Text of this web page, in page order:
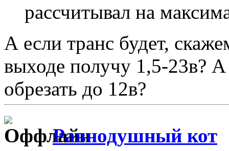
рассчитывал на
А если транс будет,
выходе получу 1,5-23в?
обрезать до 12в?
Равнодушный кот